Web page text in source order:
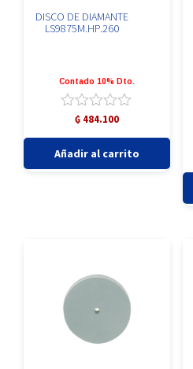
DISCO DE DIAMANTE
LS9875M.HP.260
Contado 10% Dto.
Valorado
de
5
₲ 484.100
DE
Añadir al carrito